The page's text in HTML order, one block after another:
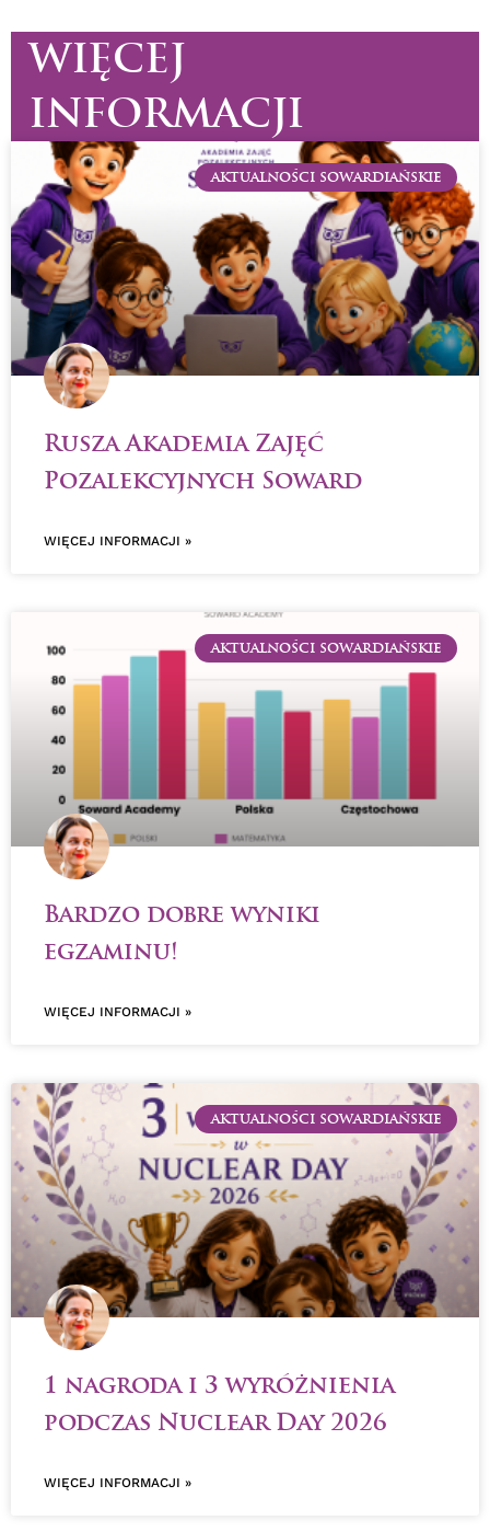
WIĘCEJ
INFORMACJI
AKTUALNOŚCI SOWARDIAŃSKIE
Rusza Akademia Zajęć
Pozalekcyjnych Soward
WIĘCEJ INFORMACJI »
AKTUALNOŚCI SOWARDIAŃSKIE
Bardzo dobre wyniki
egzaminu!
WIĘCEJ INFORMACJI »
AKTUALNOŚCI SOWARDIAŃSKIE
1 nagroda i 3 wyróżnienia
podczas Nuclear Day 2026
WIĘCEJ INFORMACJI »